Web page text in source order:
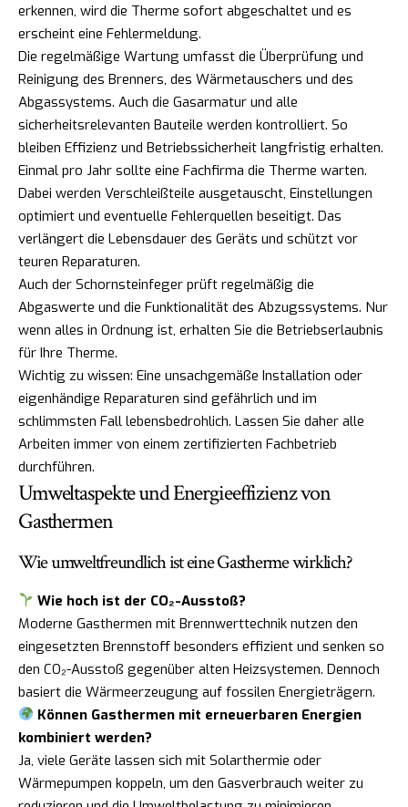
erkennen, wird die Therme sofort abgeschaltet und es
erscheint eine Fehlermeldung.
Die regelmäßige Wartung umfasst die Überprüfung und
Reinigung des Brenners, des Wärmetauschers und des
Abgassystems. Auch die Gasarmatur und alle
sicherheitsrelevanten Bauteile werden kontrolliert. So
bleiben Effizienz und Betriebssicherheit langfristig erhalten.
Einmal pro Jahr sollte eine Fachfirma die Therme warten.
Dabei werden Verschleißteile ausgetauscht, Einstellungen
optimiert und eventuelle Fehlerquellen beseitigt. Das
verlängert die Lebensdauer des Geräts und schützt vor
teuren Reparaturen.
Auch der Schornsteinfeger prüft regelmäßig die
Abgaswerte und die Funktionalität des Abzugssystems. Nur
wenn alles in Ordnung ist, erhalten Sie die Betriebserlaubnis
für Ihre Therme.
Wichtig zu wissen: Eine unsachgemäße Installation oder
eigenhändige Reparaturen sind gefährlich und im
schlimmsten Fall lebensbedrohlich. Lassen Sie daher alle
Arbeiten immer von einem zertifizierten Fachbetrieb
durchführen.
Umweltaspekte und Energieeffizienz von
Gasthermen
Wie umweltfreundlich ist eine Gastherme wirklich?
Wie hoch ist der CO₂-Ausstoß?
Moderne Gasthermen mit Brennwerttechnik nutzen den
eingesetzten Brennstoff besonders effizient und senken so
den CO₂-Ausstoß gegenüber alten Heizsystemen. Dennoch
basiert die Wärmeerzeugung auf fossilen Energieträgern.
Können Gasthermen mit erneuerbaren Energien
kombiniert werden?
Ja, viele Geräte lassen sich mit Solarthermie oder
Wärmepumpen koppeln, um den Gasverbrauch weiter zu